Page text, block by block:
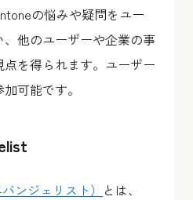
の悩みや疑問をユー
他のユーザーや企業の事
を得られます。ユーザー
可能です。
ンジェリスト） とは、